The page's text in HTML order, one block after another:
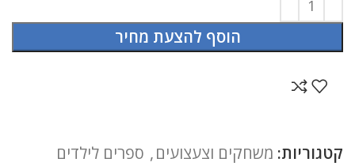
הוסף להצעת מחיר
קטגוריות: משחקים וצעצועים, ספרים לילדים